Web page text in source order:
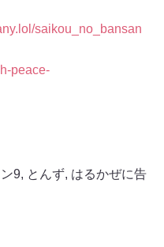
saikou_no_bansan
peace-
9, とんず, はるかぜに告